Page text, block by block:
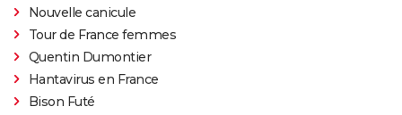
Nouvelle canicule
Tour de France femmes
Quentin Dumontier
Hantavirus en France
Bison Futé